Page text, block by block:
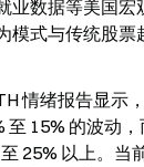
业数据等美国宏
模式与传统股票
情绪报告显示
至 15% 的波动
25% 以上。当